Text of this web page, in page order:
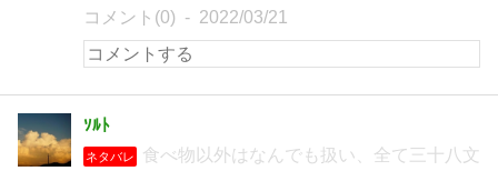
コメント(0) 2022/03/21
ｿﾙﾄ
ネタバレ
食べ物以外はなんでも扱い、全て三十八文